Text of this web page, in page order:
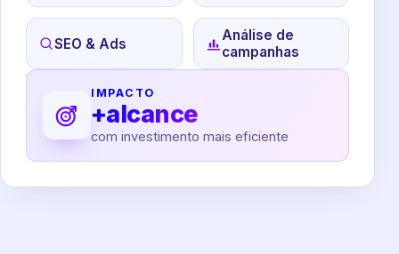
SEO & Ads
Análise de
campanhas
IMPACTO
+alcance
com investimento mais eficiente